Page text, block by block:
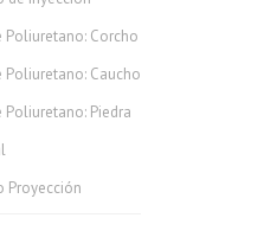
Poliuretano: Corcho
Poliuretano: Caucho
Poliuretano: Piedra
Proyección